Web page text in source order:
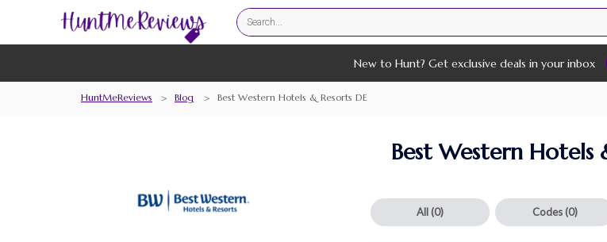
New to Hunt? Get exclusive deals in your inbox
HuntMeReviews > Blog > Best Western Hotels & Resorts DE
Best Western Hotels
All(0) Codes(0)